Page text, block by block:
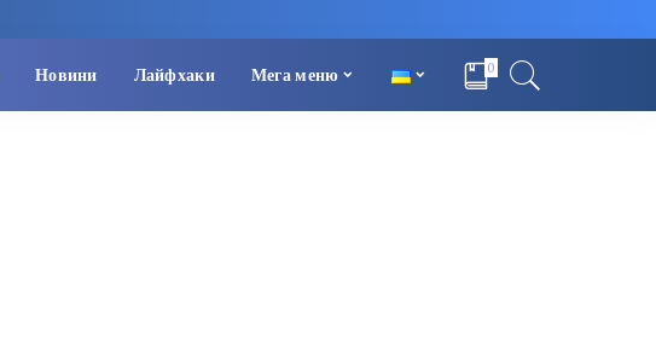
Новини Лайфхаки Мега меню 0